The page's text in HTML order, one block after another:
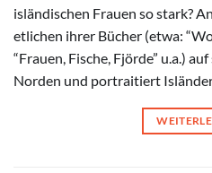
isländischen Frauen so stark?
etlichen ihrer Bücher (etwa:
“Frauen, Fische, Fjörde” u.a.)
Norden und portraitiert